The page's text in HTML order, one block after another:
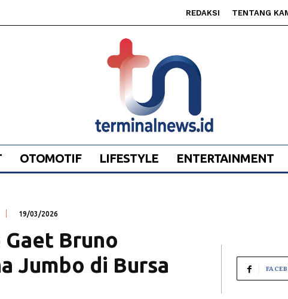
REDAKSI TENTANG
OTOMOTIF LIFESTYLE ENTERTAINMENT
19/03/2026
Bruno
Jumbo di Bursa